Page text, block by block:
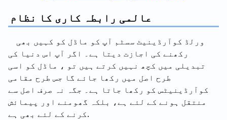
عالمی رابطہ کاری کا نظام
ورلڈ کوآرڈینیٹ سسٹم آپ کو ماڈل کو کہیں بھی
رکھنے کی اجازت دیتا ہے۔ اگر آپ اس دنیا کی
تبدیلی میں کچھ نہیں کرتے ہیں تو ، ماڈل کو اسی
طرح اصل میں رکھا جائے گا جس طرح مقامی
کوآرڈینیٹس کو رکھا جاتا ہے۔ جگہ نہ صرف اصل سے
منتقل ہونے کے لئے ہے، بلکہ گھومنے اور پیمائش
کرنے کے لئے بھی ہے.